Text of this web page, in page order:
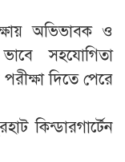
অভিভাবক ও
সহযোগিতা
দিতে পেরে
কিন্ডারগার্টেন